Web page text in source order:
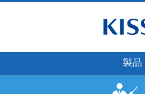
コンテ
製品